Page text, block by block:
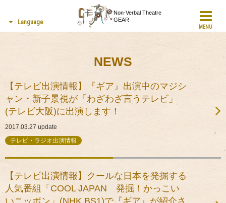
Non-Verbal Theatre
GEAR
MENU
Language
NEWS
【テレビ出演情報】『ギア』出演中のマジシ
ャン・新子景視が「わざわざ言うテレビ」
(テレビ大阪)に出演します！
2017.03.27 update
テレビ・ラジオ出演情報
【テレビ出演情報】クールな日本を発掘する
人気番組「COOL JAPAN 発掘！かっこい
いニッポン」(NHK BS1)で『ギア』が紹介さ